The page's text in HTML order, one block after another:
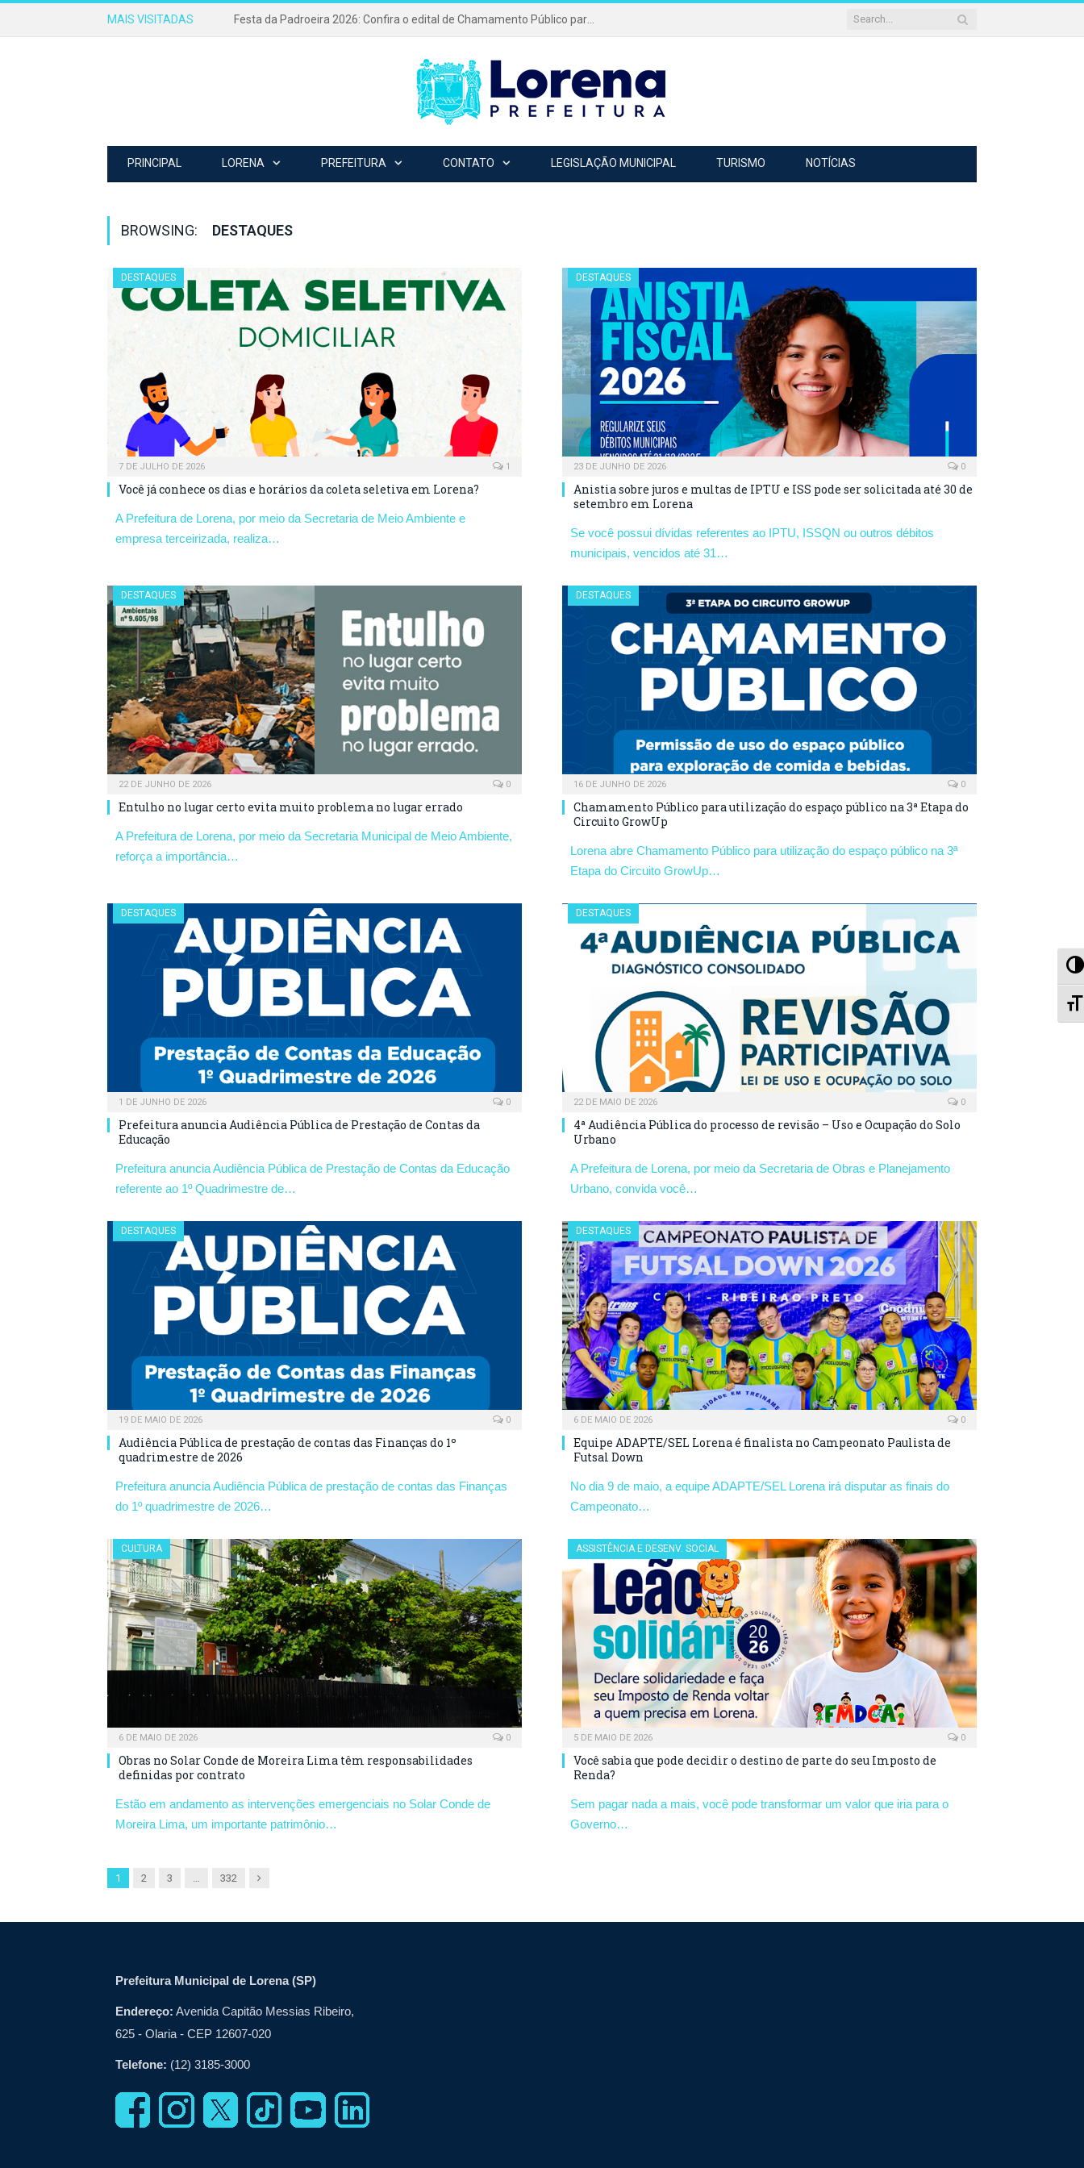
MAIS VISITADAS Festa da Padroeira 2026: Confira o edital de Chamamento Público para o evento mais tradicional da cidade!
PRINCIPAL LORENA PREFEITURA CONTATO LEGISLAÇÃO MUNICIPAL TURISMO NOTÍCIAS
BROWSING: DESTAQUES
DESTAQUES
7 DE JULHO DE 2026 1
Você já conhece os dias e horários da coleta seletiva em Lorena?
A Prefeitura de Lorena, por meio da Secretaria de Meio Ambiente e
empresa terceirizada, realiza…
DESTAQUES
23 DE JUNHO DE 2026 0
Anistia sobre juros e multas de IPTU e ISS pode ser solicitada até 30 de
setembro em Lorena
Se você possui dívidas referentes ao IPTU, ISSQN ou outros débitos
municipais, vencidos até 31…
DESTAQUES
22 DE JUNHO DE 2026 0
Entulho no lugar certo evita muito problema no lugar errado
A Prefeitura de Lorena, por meio da Secretaria Municipal de Meio Ambiente,
reforça a importância…
DESTAQUES
16 DE JUNHO DE 2026 0
Chamamento Público para utilização do espaço público na 3ª Etapa do
Circuito GrowUp
Lorena abre Chamamento Público para utilização do espaço público na 3ª
Etapa do Circuito GrowUp…
DESTAQUES
1 DE JUNHO DE 2026 0
Prefeitura anuncia Audiência Pública de Prestação de Contas da
Educação
Prefeitura anuncia Audiência Pública de Prestação de Contas da Educação
referente ao 1º Quadrimestre de…
DESTAQUES
22 DE MAIO DE 2026 0
4ª Audiência Pública do processo de revisão – Uso e Ocupação do Solo
Urbano
A Prefeitura de Lorena, por meio da Secretaria de Obras e Planejamento
Urbano, convida você…
DESTAQUES
19 DE MAIO DE 2026 0
Audiência Pública de prestação de contas das Finanças do 1º
quadrimestre de 2026
Prefeitura anuncia Audiência Pública de prestação de contas das Finanças
do 1º quadrimestre de 2026…
DESTAQUES
6 DE MAIO DE 2026 0
Equipe ADAPTE/SEL Lorena é finalista no Campeonato Paulista de
Futsal Down
No dia 9 de maio, a equipe ADAPTE/SEL Lorena irá disputar as finais do
Campeonato…
CULTURA
6 DE MAIO DE 2026 0
Obras no Solar Conde de Moreira Lima têm responsabilidades
definidas por contrato
Estão em andamento as intervenções emergenciais no Solar Conde de
Moreira Lima, um importante patrimônio…
ASSISTÊNCIA E DESENV. SOCIAL
5 DE MAIO DE 2026 0
Você sabia que pode decidir o destino de parte do seu Imposto de
Renda?
Sem pagar nada a mais, você pode transformar um valor que iria para o
Governo…
1 2 3 … 332 Next
Prefeitura Municipal de Lorena (SP)
Endereço: Avenida Capitão Messias Ribeiro,
625 - Olaria - CEP 12607-020
Telefone: (12) 3185-3000